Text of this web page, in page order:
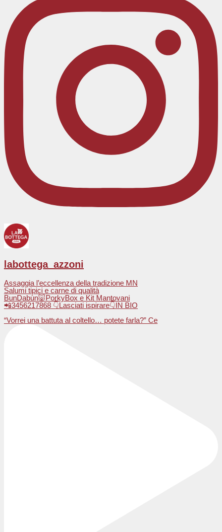
labottega_azzoni
Assaggia l’eccellenza della tradizione MN
Salumi tipici e carne di qualità
BunDabùn🐷PorkyBox e Kit Mantovani
📲3456217868 👇Lasciati ispirare👇IN BIO
“Vorrei una battuta al coltello… potete farla?” Ce